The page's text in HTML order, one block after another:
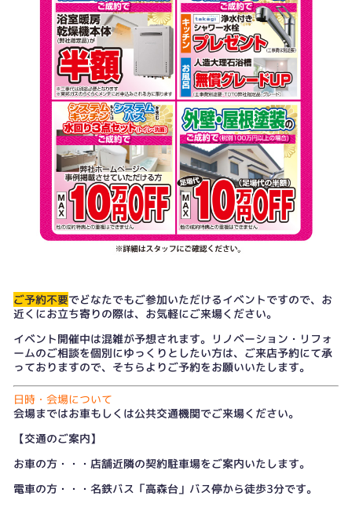
ご予約不要でどなたでもご参加いただけるイベントですので、お
近くにお立ち寄りの際は、お気軽にご来場ください。
イベント開催中は混雑が予想されます。リノベーション・リフォ
ームのご相談を個別にゆっくりとしたい方は、 ご来店予約にて承
っておりますので、そちらよりご予約をお願いいたします。
日時・会場について
会場まではお車もしくは公共交通機関でご来場ください。
【交通のご案内】
お車の方・・・店舗近隣の契約駐車場をご案内いたします。
電車の方・・・名鉄バス「高森台」バス停から徒歩3分です。